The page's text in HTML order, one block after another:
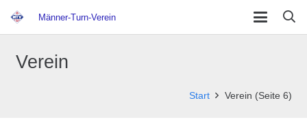
Männer-Turn-Verein
Verein
Start Verein (Seite 6)